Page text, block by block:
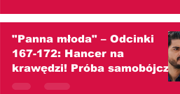
"Panna młoda" – Odcinki
167-172: Hancer na
krawędzi! Próba samobójcza,
szokujący ślub z Melihem i